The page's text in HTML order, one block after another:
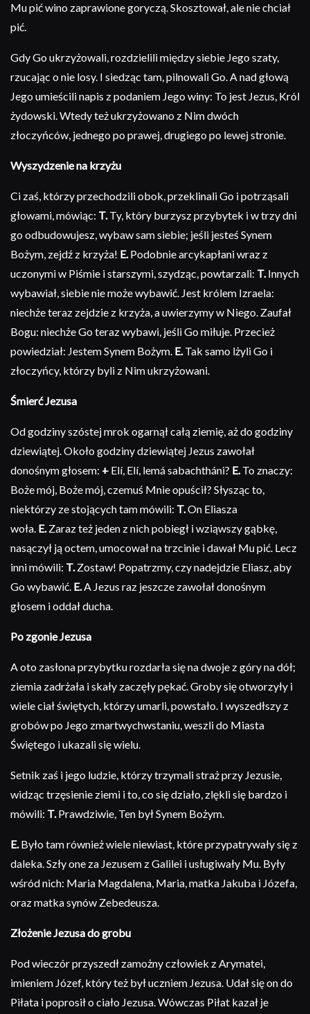
Mu pić wino zaprawione goryczą. Skosztował, ale nie chciał
pić.
Gdy Go ukrzyżowali, rozdzielili między siebie Jego szaty,
rzucając o nie losy. I siedząc tam, pilnowali Go. A nad głową
Jego umieścili napis z podaniem Jego winy: To jest Jezus, Król
żydowski. Wtedy też ukrzyżowano z Nim dwóch
złoczyńców, jednego po prawej, drugiego po lewej stronie.
Wyszydzenie na krzyżu
Ci zaś, którzy przechodzili obok, przeklinali Go i potrząsali
głowami, mówiąc: T.Ty, który burzysz przybytek i w trzy dni
go odbudowujesz, wybaw sam siebie; jeśli jesteś Synem
Bożym, zejdź z krzyża! E.Podobnie arcykapłani wraz z
uczonymi w Piśmie i starszymi, szydząc, powtarzali: T.Innych
wybawiał, siebie nie może wybawić. Jest królem Izraela:
niechże teraz zejdzie z krzyża, a uwierzymy w Niego. Zaufał
Bogu: niechże Go teraz wybawi, jeśli Go miłuje. Przecież
powiedział: Jestem Synem Bożym. E.Tak samo lżyli Go i
złoczyńcy, którzy byli z Nim ukrzyżowani.
Śmierć Jezusa
Od godziny szóstej mrok ogarnął całą ziemię, aż do godziny
dziewiątej. Około godziny dziewiątej Jezus zawołał
donośnym głosem: + Elí, Elí, lemá sabachtháni? E.To znaczy:
Boże mój, Boże mój, czemuś Mnie opuścił? Słysząc to,
niektórzy ze stojących tam mówili: T.On Eliasza
woła. E.Zaraz też jeden z nich pobiegł i wziąwszy gąbkę,
nasączył ją octem, umocował na trzcinie i dawał Mu pić. Lecz
inni mówili: T.Zostaw! Popatrzmy, czy nadejdzie Eliasz, aby
Go wybawić. E.A Jezus raz jeszcze zawołał donośnym
głosem i oddał ducha.
Po zgonie Jezusa
A oto zasłona przybytku rozdarła się na dwoje z góry na dół;
ziemia zadrżała i skały zaczęły pękać. Groby się otworzyły i
wiele ciał świętych, którzy umarli, powstało. I wyszedłszy z
grobów po Jego zmartwychwstaniu, weszli do Miasta
Świętego i ukazali się wielu.
Setnik zaś i jego ludzie, którzy trzymali straż przy Jezusie,
widząc trzęsienie ziemi i to, co się działo, zlękli się bardzo i
mówili: T.Prawdziwie, Ten był Synem Bożym.
E.Było tam również wiele niewiast, które przypatrywały się z
daleka. Szły one za Jezusem z Galilei i usługiwały Mu. Były
wśród nich: Maria Magdalena, Maria, matka Jakuba i Józefa,
oraz matka synów Zebedeusza.
Złożenie Jezusa do grobu
Pod wieczór przyszedł zamożny człowiek z Arymatei,
imieniem Józef, który też był uczniem Jezusa. Udał się on do
Piłata i poprosił o ciało Jezusa. Wówczas Piłat kazał je